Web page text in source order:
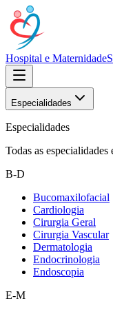
Hospital e Maternidade
Especialidades
Especialidades
Todas as
B-D
Bucomaxilofacial
Cardiologia
Cirurgia Geral
Cirurgia Vascular
Dermatologia
Endocrinologia
Endoscopia
E-M